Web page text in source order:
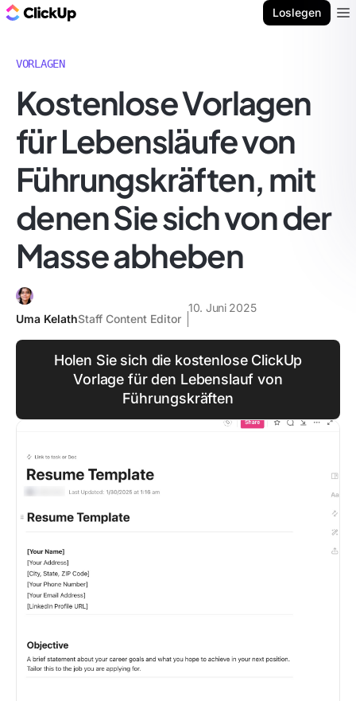
Loslegen
VORLAGEN
Kostenlose Vorlagen
für Lebensläufe von
Führungskräften, mit
denen Sie sich von der
Masse abheben
Uma KelathStaff Content Editor
10. Juni 2025
Holen Sie sich die kostenlose ClickUp
Vorlage für den Lebenslauf von
Führungskräften